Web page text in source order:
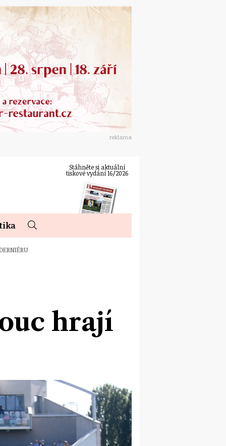
reklama
Stáhněte si aktuální
tiskové vydání 16/2026
hrají